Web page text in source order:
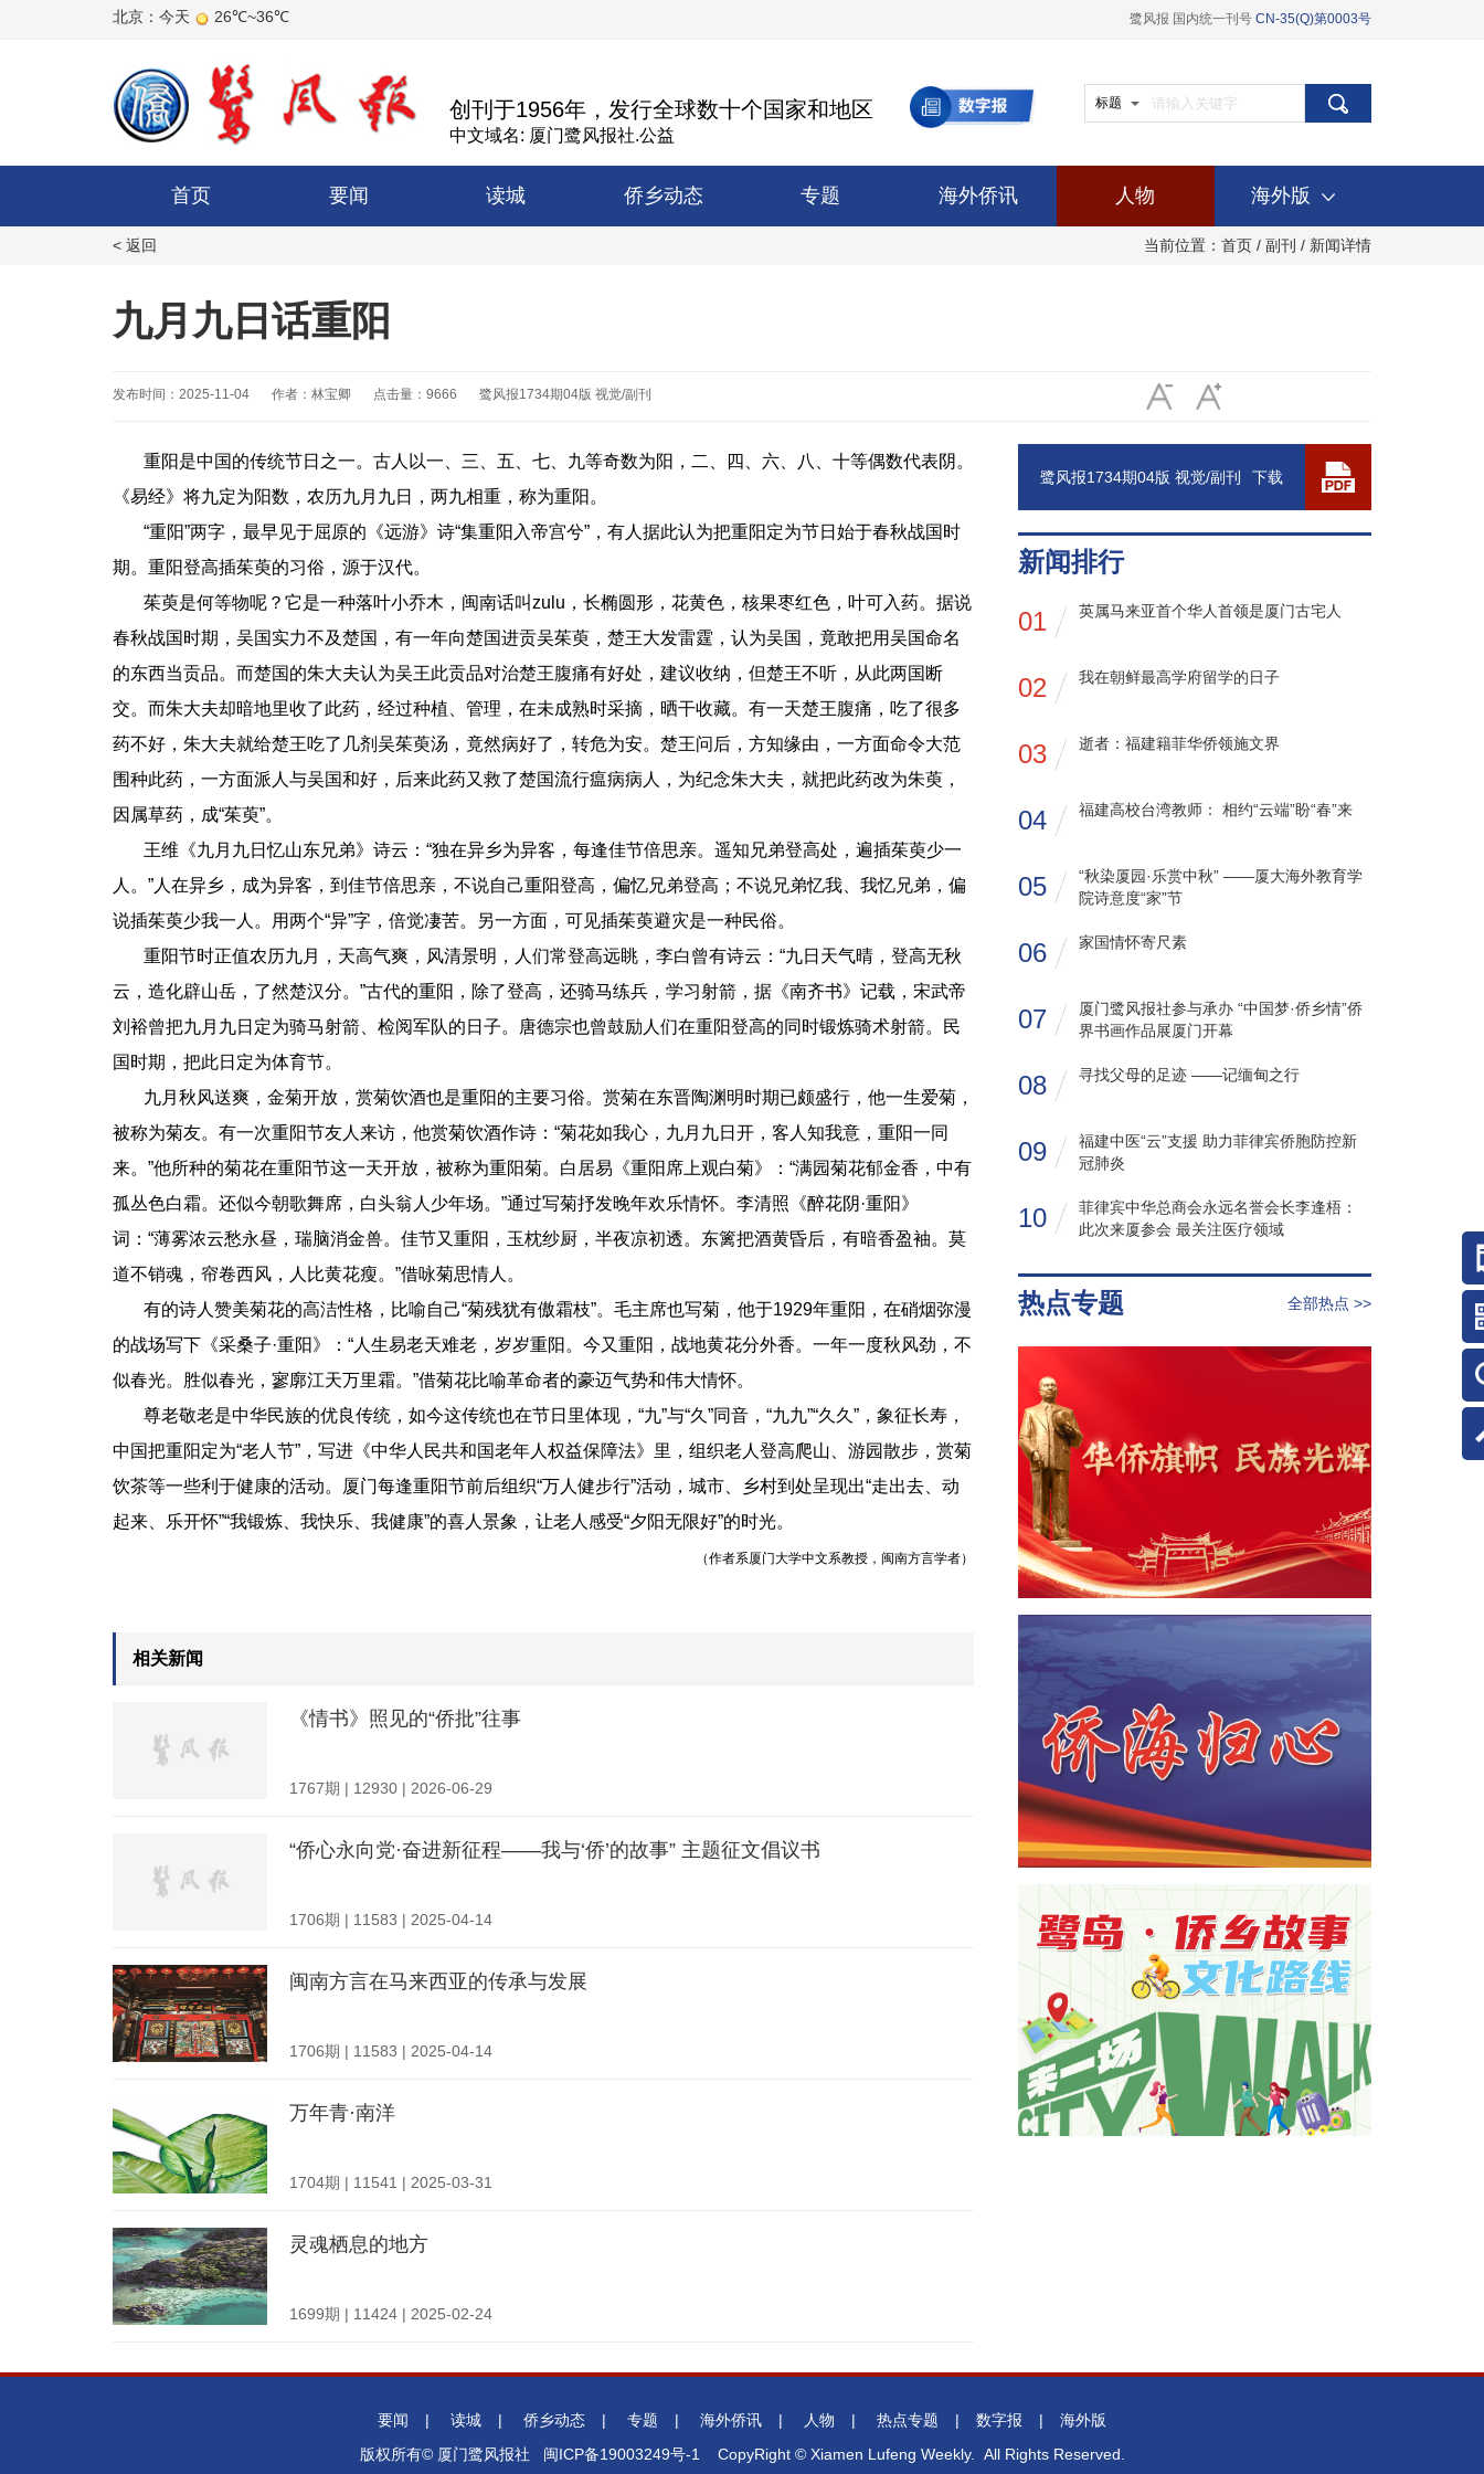
鹭风报 国内统一刊号 CN-35(Q)第0003号
创刊于1956年，发行全球数十个国家和地区
中文域名: 厦门鹭风报社.公益
标题
首页 要闻 读城 侨乡动态 专题 海外侨讯 人物 海外版
当前位置： 首页 / 副刊 / 新闻详情
< 返回
九月九日话重阳
发布时间：2025-11-04 作者：林宝卿 点击量：9666 鹭风报1734期04版 视觉/副刊
重阳是中国的传统节日之一。古人以一、三、五、七、九等奇数为阳，二、四、六、八、十等偶数代表阴。
《易经》将九定为阳数，农历九月九日，两九相重，称为重阳。
“重阳”两字，最早见于屈原的《远游》诗“集重阳入帝宫兮”，有人据此认为把重阳定为节日始于春秋战国时
期。重阳登高插茱萸的习俗，源于汉代。
茱萸是何等物呢？它是一种落叶小乔木，闽南话叫zulu，长椭圆形，花黄色，核果枣红色，叶可入药。据说
春秋战国时期，吴国实力不及楚国，有一年向楚国进贡吴茱萸，楚王大发雷霆，认为吴国，竟敢把用吴国命名
的东西当贡品。而楚国的朱大夫认为吴王此贡品对治楚王腹痛有好处，建议收纳，但楚王不听，从此两国断
交。而朱大夫却暗地里收了此药，经过种植、管理，在未成熟时采摘，晒干收藏。有一天楚王腹痛，吃了很多
药不好，朱大夫就给楚王吃了几剂吴茱萸汤，竟然病好了，转危为安。楚王问后，方知缘由，一方面命令大范
围种此药，一方面派人与吴国和好，后来此药又救了楚国流行瘟病病人，为纪念朱大夫，就把此药改为朱萸，
因属草药，成“茱萸”。
王维《九月九日忆山东兄弟》诗云：“独在异乡为异客，每逢佳节倍思亲。遥知兄弟登高处，遍插茱萸少一
人。”人在异乡，成为异客，到佳节倍思亲，不说自己重阳登高，偏忆兄弟登高；不说兄弟忆我、我忆兄弟，偏
说插茱萸少我一人。用两个“异”字，倍觉凄苦。另一方面，可见插茱萸避灾是一种民俗。
重阳节时正值农历九月，天高气爽，风清景明，人们常登高远眺，李白曾有诗云：“九日天气晴，登高无秋
云，造化辟山岳，了然楚汉分。”古代的重阳，除了登高，还骑马练兵，学习射箭，据《南齐书》记载，宋武帝
刘裕曾把九月九日定为骑马射箭、检阅军队的日子。唐德宗也曾鼓励人们在重阳登高的同时锻炼骑术射箭。民
国时期，把此日定为体育节。
九月秋风送爽，金菊开放，赏菊饮酒也是重阳的主要习俗。赏菊在东晋陶渊明时期已颇盛行，他一生爱菊，
被称为菊友。有一次重阳节友人来访，他赏菊饮酒作诗：“菊花如我心，九月九日开，客人知我意，重阳一同
来。”他所种的菊花在重阳节这一天开放，被称为重阳菊。白居易《重阳席上观白菊》：“满园菊花郁金香，中有
孤丛色白霜。还似今朝歌舞席，白头翁人少年场。”通过写菊抒发晚年欢乐情怀。李清照《醉花阴·重阳》
词：“薄雾浓云愁永昼，瑞脑消金兽。佳节又重阳，玉枕纱厨，半夜凉初透。东篱把酒黄昏后，有暗香盈袖。莫
道不销魂，帘卷西风，人比黄花瘦。”借咏菊思情人。
有的诗人赞美菊花的高洁性格，比喻自己“菊残犹有傲霜枝”。毛主席也写菊，他于1929年重阳，在硝烟弥漫
的战场写下《采桑子·重阳》：“人生易老天难老，岁岁重阳。今又重阳，战地黄花分外香。一年一度秋风劲，不
似春光。胜似春光，寥廓江天万里霜。”借菊花比喻革命者的豪迈气势和伟大情怀。
尊老敬老是中华民族的优良传统，如今这传统也在节日里体现，“九”与“久”同音，“九九”“久久”，象征长寿，
中国把重阳定为“老人节”，写进《中华人民共和国老年人权益保障法》里，组织老人登高爬山、游园散步，赏菊
饮茶等一些利于健康的活动。厦门每逢重阳节前后组织“万人健步行”活动，城市、乡村到处呈现出“走出去、动
起来、乐开怀”“我锻炼、我快乐、我健康”的喜人景象，让老人感受“夕阳无限好”的时光。
（作者系厦门大学中文系教授，闽南方言学者）
相关新闻
《情书》照见的“侨批”往事
1767期 | 12930 | 2026-06-29
“侨心永向党·奋进新征程——我与‘侨’的故事” 主题征文倡议书
1706期 | 11583 | 2025-04-14
闽南方言在马来西亚的传承与发展
1706期 | 11583 | 2025-04-14
万年青·南洋
1704期 | 11541 | 2025-03-31
灵魂栖息的地方
1699期 | 11424 | 2025-02-24
下载
鹭风报1734期04版 视觉/副刊
新闻排行
01
英属马来亚首个华人首领是厦门古宅人
02 我在朝鲜最高学府留学的日子
03 逝者：福建籍菲华侨领施文界
04 福建高校台湾教师： 相约“云端”盼“春”来
05
“秋染厦园·乐赏中秋” ——厦大海外教育学
院诗意度“家”节
06 家国情怀寄尺素
07
厦门鹭风报社参与承办 “中国梦·侨乡情”侨
界书画作品展厦门开幕
08 寻找父母的足迹 ——记缅甸之行
09
福建中医“云”支援 助力菲律宾侨胞防控新
冠肺炎
10
菲律宾中华总商会永远名誉会长李逢梧：
此次来厦参会 最关注医疗领域
热点专题 全部热点 >>
要闻 | 读城 | 侨乡动态 | 专题 | 海外侨讯 | 人物 | 热点专题 | 数字报 |
海外版
版权所有© 厦门鹭风报社 闽ICP备19003249号-1 CopyRight © Xiamen Lufeng Weekly. All Rights Reserved.